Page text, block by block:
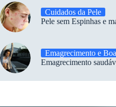
Cuidados da Pele
Pele sem Espinhas e
Emagrecimento e
Emagrecimento